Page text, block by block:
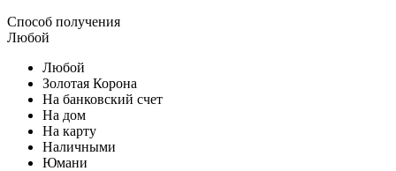
Способ получения
Любой
Любой
Золотая Корона
На банковский счет
На дом
На карту
Наличными
Юмани